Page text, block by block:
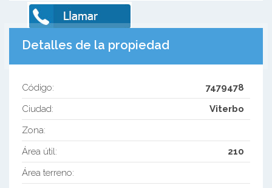
Detalles de la propiedad
Código:
7479478
Ciudad:
Viterbo
Zona:
Área útil:
210
Área terreno: